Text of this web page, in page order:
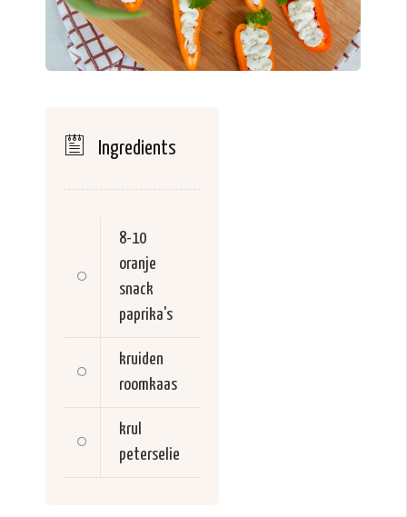
Ingredients
8-10
oranje
snack
paprika's
kruiden
roomkaas
krul
peterselie